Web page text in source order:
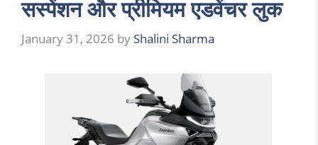
सस्पेंशन और प्रीमियम एडवेंचर लुक
January 31, 2026 by Shalini Sharma